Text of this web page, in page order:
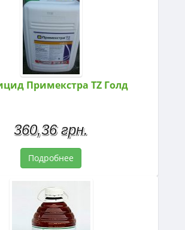
Примекстра TZ Голд
360,36 грн.
Подробнее